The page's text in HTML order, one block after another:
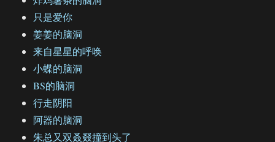
只是爱你
姜姜的脑洞
来自星星的呼唤
小蝶的脑洞
BS的脑洞
行走阴阳
阿器的脑洞
朱总又双叒叕撞到头了